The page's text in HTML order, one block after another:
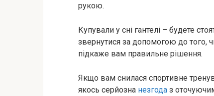
рукою.
Купували у сні гантелі – будете
звернутися за допомогою до того,
підкаже вам правильне рішення.
Якщо вам снилася спортивне
якось серйозна незгода з